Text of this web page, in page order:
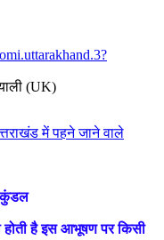
(UK)
में पहने जाने वाले
कुंडल
होती है इस आभूषण पर किसी